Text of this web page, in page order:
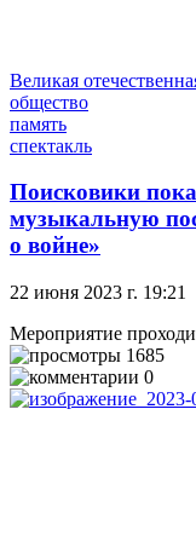
Великая
общество
память
спектакль
Поисковики
музыкальную
о войне»
22 июня 2023 г. 19:21
Мероприятие
1685
0